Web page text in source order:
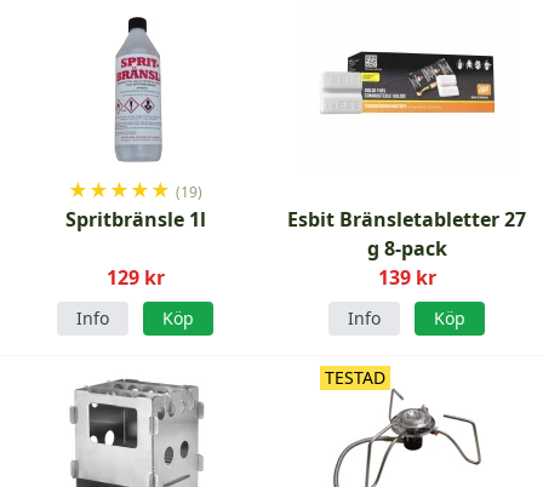
★★★★★ (19)
Spritbränsle 1l
129 kr
Info Köp
Esbit Bränsletabletter 27
g 8-pack
139 kr
Info Köp
TESTAD